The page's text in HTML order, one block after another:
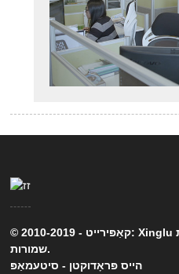
© קאַפּירייט - 2010-2019: Xinglu כעמיש כל הזכויות
שמורות.
הייס פּראָדוקטן - סיטעמאַפּ